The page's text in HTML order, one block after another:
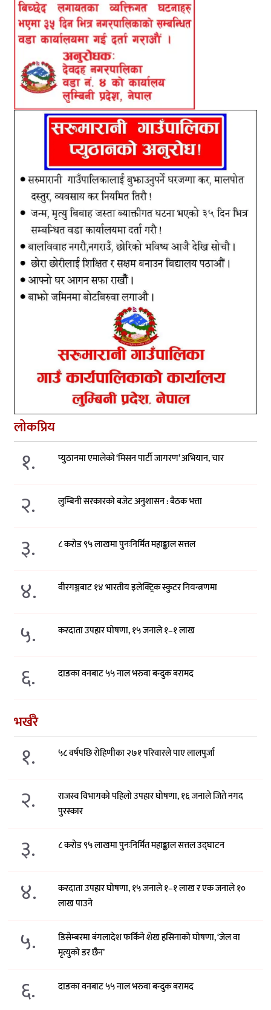
लोकप्रिय
१. प्युठानमा एमालेको ‘मिसन पार्टी जागरण’ अभियान, चार
२. लुम्बिनी सरकारको बजेट अनुशासन : बैठक भत्ता
३. ८ करोड ९५ लाखमा पुनःनिर्मित महाङ्काल सत्तल
४. वीरगञ्जबाट १४ भारतीय इलेक्ट्रिक स्कुटर नियन्त्रणमा
५. करदाता उपहार घोषणा, १५ जनाले १–१ लाख
६. दाङका वनबाट ५५ नाल भरुवा बन्दुक बरामद
भर्खरै
१. ५८ वर्षपछि रोहिणीका २७१ परिवारले पाए लालपुर्जा
२.
राजस्व विभागको पहिलो उपहार घोषणा, १६ जनाले जिते नगद
पुरस्कार
३. ८ करोड ९५ लाखमा पुनःनिर्मित महाङ्काल सत्तल उद्घाटन
४.
करदाता उपहार घोषणा, १५ जनाले १–१ लाख र एक जनाले १०
लाख पाउने
५.
डिसेम्बरमा बंगलादेश फर्किने शेख हसिनाको घोषणा, ‘जेल वा
मृत्युको डर छैन’
६. दाङका वनबाट ५५ नाल भरुवा बन्दुक बरामद